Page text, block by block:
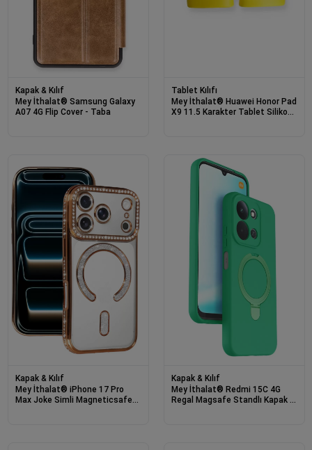
Kapak & Kılıf
Mey İthalat® Samsung Galaxy
A07 4G Flip Cover - Taba
Tablet Kılıfı
Mey İthalat® Huawei Honor Pad
X9 11.5 Karakter Tablet Silikon
Kapak & Kılıf
Mey İthalat® iPhone 17 Pro
Max Joke Simli Magneticsafe
Kapak & Kılıf
Mey İthalat® Redmi 15C 4G
Regal Magsafe Standlı Kapak -